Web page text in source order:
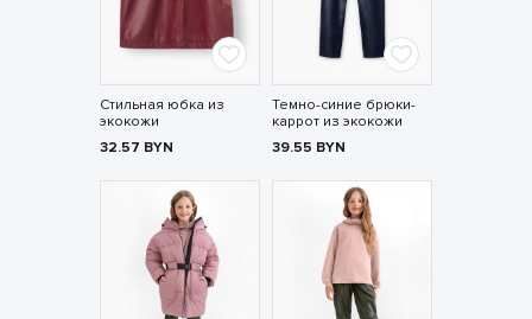
Стильная юбка из
экокожи
32.57 BYN
Темно-синие брюки-
каррот из экокожи
39.55 BYN